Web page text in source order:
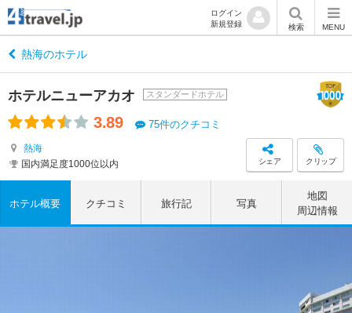
ログイン
新規登録
検索 MENU
熱海のホテル
ホテルニューアカオ スタンダードホテル
3.89 75件のクチコミ
熱海
国内満足度1000位以内
シェア クリップ
ホテル概要 クチコミ 旅行記 写真
地図
周辺情報